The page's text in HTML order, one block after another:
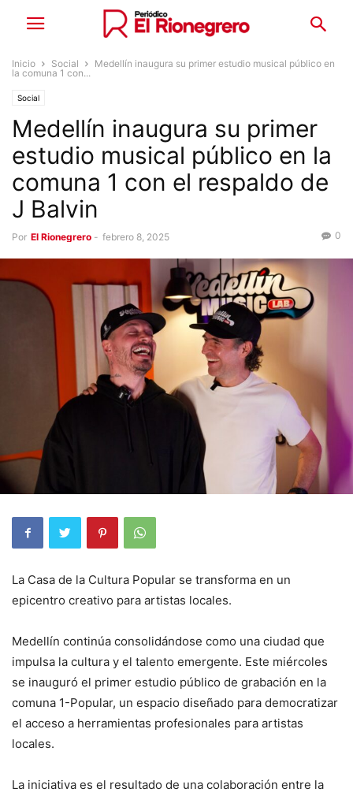
Inicio Social
Medellín inaugura su primer estudio musical público en
la comuna 1 con...
Social
Medellín inaugura su primer
estudio musical público en la
comuna 1 con el respaldo de
J Balvin
Por El Rionegrero - febrero 8, 2025 0
La Casa de la Cultura Popular se transforma en un
epicentro creativo para artistas locales.
Medellín continúa consolidándose como una ciudad que
impulsa la cultura y el talento emergente. Este miércoles
se inauguró el primer estudio público de grabación en la
comuna 1-Popular, un espacio diseñado para democratizar
el acceso a herramientas profesionales para artistas
locales.
La iniciativa es el resultado de una colaboración entre la